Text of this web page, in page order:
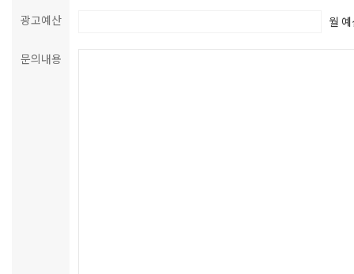
광고예산 월
문의내용